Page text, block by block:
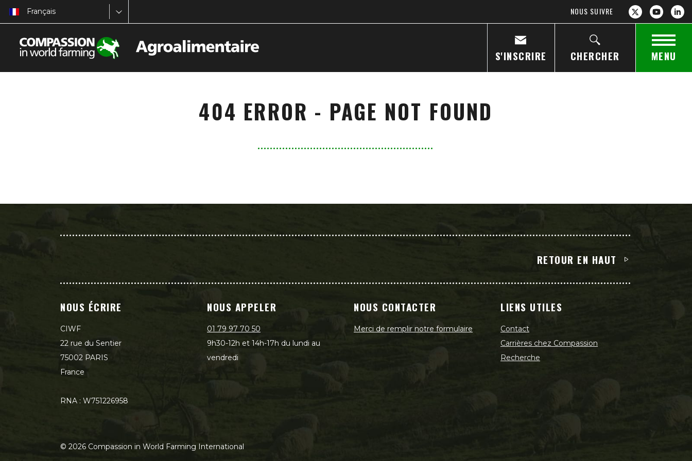
Français NOUS SUIVRE
S'INSCRIRE CHERCHER MENU
404 ERROR - PAGE NOT FOUND
RETOUR EN HAUT
NOUS ÉCRIRE
CIWF
22 rue du Sentier
75002 PARIS
France
RNA : W751226958
NOUS APPELER
01 79 97 70 50
9h30-12h et 14h-17h du lundi au
vendredi
NOUS CONTACTER
Merci de remplir notre formulaire
LIENS UTILES
Contact
Carrières chez Compassion
Recherche
© 2026 Compassion in World Farming International